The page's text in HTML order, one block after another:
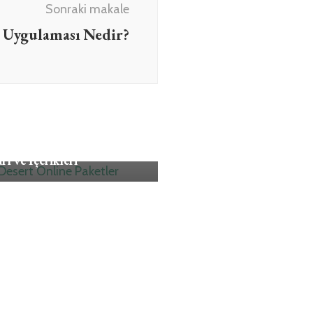
Sonraki makale
Nedir?
ve İçerikleri